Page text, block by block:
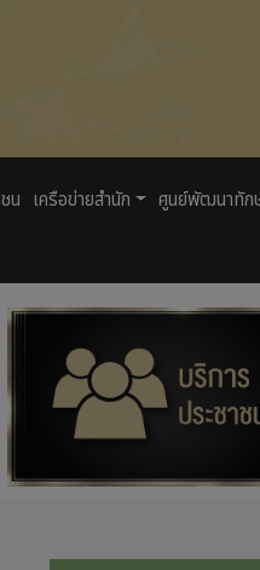
น เครือข่ายสำนัก
ศูนย์พัฒนาทัก